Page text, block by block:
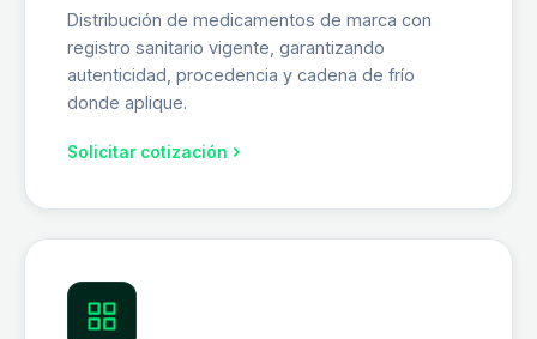
Distribución de medicamentos de marca con
registro sanitario vigente, garantizando
autenticidad, procedencia y cadena de frío
donde aplique.
Solicitar cotización